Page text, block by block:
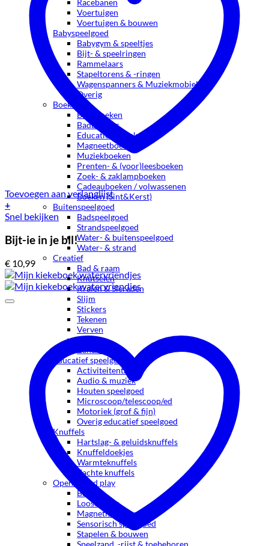
Racebanen
Voertuigen
Voertuigen & bouwen
Babyspeelgoed
Babygym & speeltjes
Bijt- & speelringen
Rammelaars
Stapeltorens & -ringen
Wagenspanners & Muziekmobielen
Overig
Boeken
Babyboeken
Badboekjes
Educatieve boeken
Magneetboeken
Muziekboeken
Prenten- & (voor)leesboeken
Zoek- & zaklampboeken
Cadeauboeken / volwassenen
Boeken (Sint&Kerst)
Buitenspeelgoed
Badspeelgoed
Strandspeelgoed
Water- & buitenspeelgoed
Water- & strand
Creatief
Bad & raam
Knutselen
Kralen & Sieraden
Slijm
Stickers
Tekenen
Verven
Water
Zand & klei
Educatief speelgoed
Activiteitentafels
Audio & muziek
Houten speelgoed
Microscoop/telescoop/ed
Motoriek (grof & fijn)
Overig educatief speelgoed
Knuffels
Hartslag- & geluidsknuffels
Knuffeldoekjes
Warmteknuffels
Zachte knuffels
Open ended play
Balans
Loose parts
Magnetische tegels
Sensorisch speelgoed
Stapelen & bouwen
Speelzand, -rijst & toebehoren
Toevoegen aan verlanglijst
+
Snel bekijken
Bijt-ie in je bil!
€ 10,99